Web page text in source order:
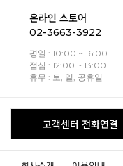
온라인 스토어
02-3663-3922
평일 : 10:00 ~ 16:00
점심 : 12:00 ~ 13:00
휴무 : 토, 일, 공휴일
고객센터 전화연결